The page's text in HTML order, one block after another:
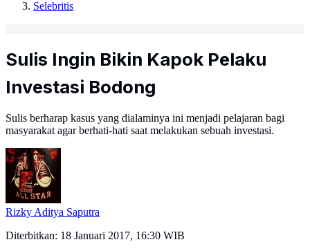
Selebritis
Sulis Ingin Bikin Kapok Pelaku
Investasi Bodong ‎
Sulis berharap kasus yang dialaminya ini menjadi pelajaran bagi
masyarakat agar berhati-hati saat melakukan sebuah investasi.
Rizky Aditya Saputra
Diterbitkan: 18 Januari 2017, 16:30 WIB